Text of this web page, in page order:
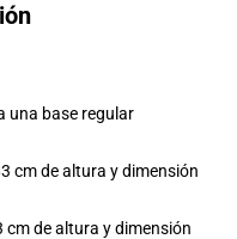
una base regular
cm de altura y dimensión
de altura y dimensión